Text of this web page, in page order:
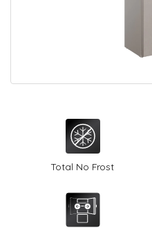
8 800 3333 887
Total No Frost